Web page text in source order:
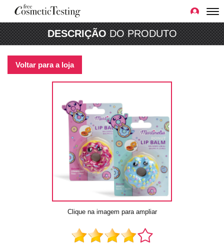
DESCRIÇÃODO PRODUTO
Voltar para a loja
Clique na imagem para ampliar